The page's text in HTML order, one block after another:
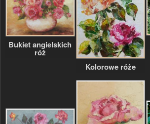
Bukiet angielskich
róż
Kolorowe róże